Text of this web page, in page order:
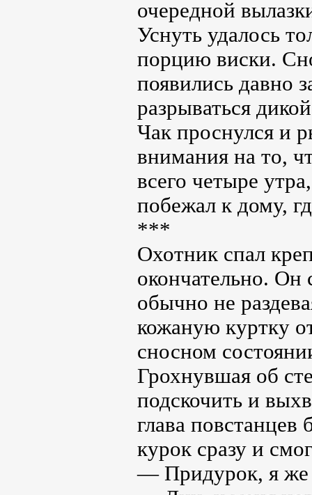
очередной
Уснуть удалось
порцию виски.
появились давно
разрываться
Чак проснулся и
внимания на то,
всего четыре
побежал к дому,
***
Охотник спал
окончательно. Он
обычно не
кожаную куртку
сносном
Грохнувшая об
подскочить и
глава повстанцев
курок сразу и
— Придурок, я же